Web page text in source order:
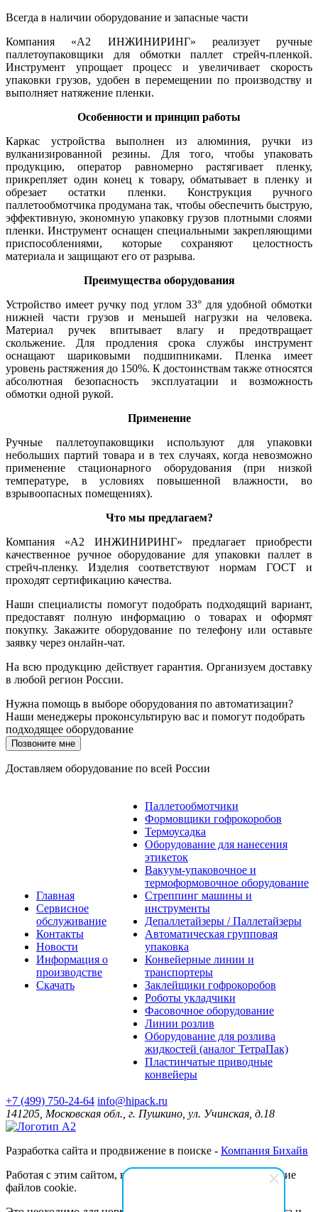
Всегда в наличии оборудование и запасные части
Компания «А2 ИНЖИНИРИНГ» реализует ручные
паллетоупаковщики для обмотки паллет стрейч-пленкой.
Инструмент упрощает процесс и увеличивает скорость
упаковки грузов, удобен в перемещении по производству и
выполняет натяжение пленки.
Особенности и принцип работы
Каркас устройства выполнен из алюминия, ручки из
вулканизированной резины. Для того, чтобы упаковать
продукцию, оператор равномерно растягивает пленку,
прикрепляет один конец к товару, обматывает в пленку и
обрезает остатки пленки. Конструкция ручного
паллетообмотчика продумана так, чтобы обеспечить быструю,
эффективную, экономную упаковку грузов плотными слоями
пленки. Инструмент оснащен специальными закрепляющими
приспособлениями, которые сохраняют целостность
материала и защищают его от разрыва.
Преимущества оборудования
Устройство имеет ручку под углом 33° для удобной обмотки
нижней части грузов и меньшей нагрузки на человека.
Материал ручек впитывает влагу и предотвращает
скольжение. Для продления срока службы инструмент
оснащают шариковыми подшипниками. Пленка имеет
уровень растяжения до 150%. К достоинствам также относятся
абсолютная безопасность эксплуатации и возможность
обмотки одной рукой.
Применение
Ручные паллетоупаковщики используют для упаковки
небольших партий товара и в тех случаях, когда невозможно
применение стационарного оборудования (при низкой
температуре, в условиях повышенной влажности, во
взрывоопасных помещениях).
Что мы предлагаем?
Компания «А2 ИНЖИНИРИНГ» предлагает приобрести
качественное ручное оборудование для упаковки паллет в
стрейч-пленку. Изделия соответствуют нормам ГОСТ и
проходят сертификацию качества.
Наши специалисты помогут подобрать подходящий вариант,
предоставят полную информацию о товарах и оформят
покупку. Закажите оборудование по телефону или оставьте
заявку через онлайн-чат.
На всю продукцию действует гарантия. Организуем доставку
в любой регион России.
Нужна помощь в выборе оборудования по автоматизации?
Наши менеджеры проконсультирую вас и помогут подобрать
подходящее оборудование
Позвоните мне
Доставляем оборудование по всей России
Главная
Сервисное
обслуживание
Контакты
Новости
Информация о
производстве
Скачать
Паллетообмотчики
Формовщики гофрокоробов
Термоусадка
Оборудование для нанесения
этикеток
Вакуум-упаковочное и
термоформовочное оборудование
Стреппинг машины и
инструменты
Депаллетайзеры / Паллетайзеры
Автоматическая групповая
упаковка
Конвейерные линии и
транспортеры
Заклейщики гофрокоробов
Роботы укладчики
Фасовочное оборудование
Линии розлив
Оборудование для розлива
жидкостей (аналог ТетраПак)
Пластинчатые приводные
конвейеры
+7 (499) 750-24-64 info@hipack.ru
141205, Московская обл., г. Пушкино, ул. Учинская, д.18
Разработка сайта и продвижение в поиске - Компания Бихайв
Работая с этим сайтом, вы даёте согласие на использование
файлов cookie.